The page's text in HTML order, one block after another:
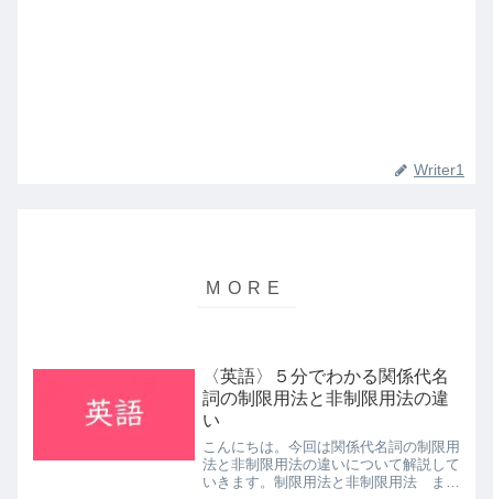
Writer1
〈英語〉５分でわかる関係代名
詞の制限用法と非制限用法の違
い
こんにちは。今回は関係代名詞の制限用
法と非制限用法の違いについて解説して
いきます。制限用法と非制限用法 まあ